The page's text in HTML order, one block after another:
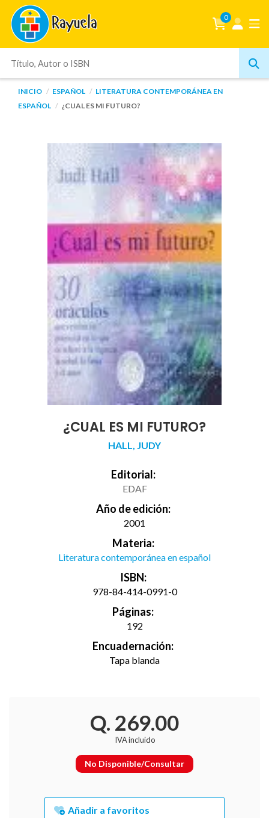
0
INICIO ESPAÑOL
LITERATURA CONTEMPORÁNEA EN
ESPAÑOL
¿CUAL ES MI FUTURO?
¿CUAL ES MI FUTURO?
HALL, JUDY
Editorial:
EDAF
Año de edición:
2001
Materia:
Literatura contemporánea en español
ISBN:
978-84-414-0991-0
Páginas:
192
Encuadernación:
Tapa blanda
Q. 269.00
IVA incluido
No Disponible/Consultar
Añadir a favoritos